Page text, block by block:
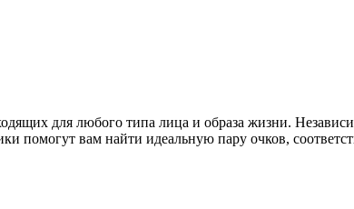
для любого типа лица и образа жизни.
помогут вам найти идеальную пару очков,